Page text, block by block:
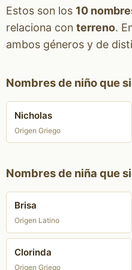
Estos son los 10
relaciona con terreno.
ambos géneros y de
Nombres de niño que
Nicholas
Origen Griego
Nombres de niña que
Brisa
Origen Latino
Clorinda
Origen Griego